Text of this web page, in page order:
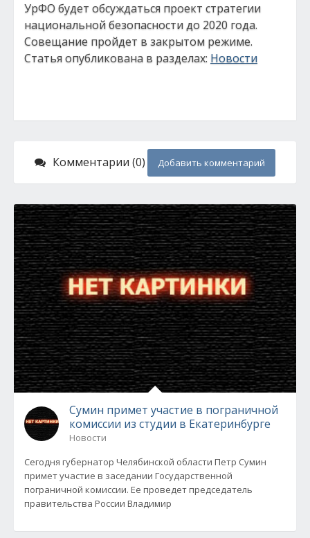
УрФО будет обсуждаться проект стратегии
национальной безопасности до 2020 года.
Совещание пройдет в закрытом режиме.
Статья опубликована в разделах: Новости
Комментарии (0) Добавить комментарий
Сумин примет участие в пограничной
комиссии из студии в Екатеринбурге
Новости
Сегодня губернатор Челябинской области Петр Сумин
примет участие в заседании Государственной
пограничной комиссии. Ее проведет председатель
правительства России Владимир